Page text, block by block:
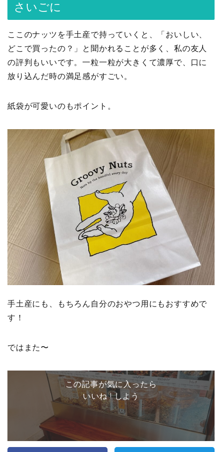
さいごに
ここのナッツを手土産で持っていくと、「おいしい、
どこで買ったの？」と聞かれることが多く、私の友人
の評判もいいです。一粒一粒が大きくて濃厚で、口に
放り込んだ時の満足感がすごい。
紙袋が可愛いのもポイント。
手土産にも、もちろん自分のおやつ用にもおすすめで
す！
ではまた〜
この記事が気に入ったら
いいね ! しよう